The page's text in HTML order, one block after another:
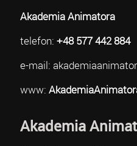
Akademia Animatora
telefon: +48 577 442 884
e-mail:
www:
Akademia